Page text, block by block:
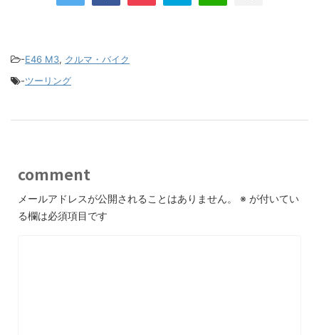
-E46 M3, クルマ・バイク
-ツーリング
comment
メールアドレスが公開されることはありません。 ※ が付いてい
る欄は必須項目です